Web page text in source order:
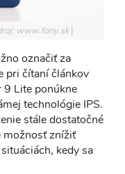
www.fony.sk
označiť za
pri čítaní článkov
9 Lite ponúkne
technológie IPS.
stále dostatočné
možnosť znížiť
kedy sa